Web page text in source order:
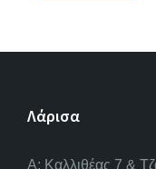
Λάρισα
A: Καλλιθέας 7 &